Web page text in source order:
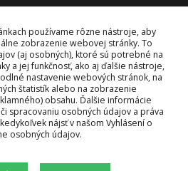
používame rôzne nástroje, aby
zobrazenie webovej stránky. To
(aj osobných), ktoré sú potrebné na
a jej funkčnosť, ako aj ďalšie nástroje,
nastavenie webových stránok, na
štatistík alebo na zobrazenie
obsahu. Ďalšie informácie
spracovaniu osobných údajov a práva
nájsť v našom Vyhlásení o
osobných údajov.